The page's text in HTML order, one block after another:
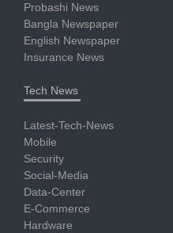
Probashi News
Bangla Newspaper
English Newspaper
Insurance News
Tech News
Latest-Tech-News
Mobile
Security
Social-Media
Data-Center
E-Commerce
Hardware